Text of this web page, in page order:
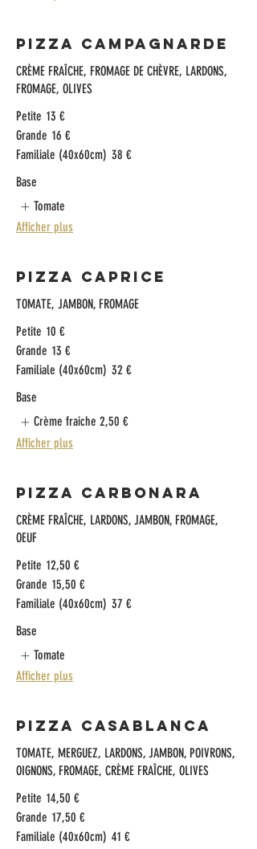
Pizza Campagnarde
CRÈME FRAÎCHE, FROMAGE DE CHÈVRE, LARDONS,
FROMAGE, OLIVES​
Petite 13 €
Grande 16 €
Familiale (40x60cm) 38 €
Base
Tomate
Afficher plus
Pizza Caprice
TOMATE, JAMBON, FROMAGE​
Petite 10 €
Grande 13 €
Familiale (40x60cm) 32 €
Base
Crème fraiche 2,50 €
Afficher plus
Pizza Carbonara
CRÈME FRAÎCHE, LARDONS, JAMBON, FROMAGE,
OEUF​
Petite 12,50 €
Grande 15,50 €
Familiale (40x60cm) 37 €
Base
Tomate
Afficher plus
Pizza Casablanca
TOMATE, MERGUEZ, LARDONS, JAMBON, POIVRONS,
OIGNONS, FROMAGE, CRÈME FRAÎCHE, OLIVES​
Petite 14,50 €
Grande 17,50 €
Familiale (40x60cm) 41 €